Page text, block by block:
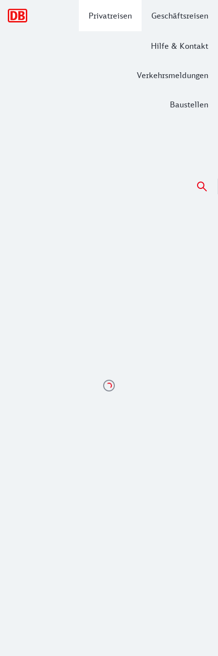
Privatreisen Geschäftsreisen
Hilfe & Kontakt
Verkehrsmeldungen
Baustellen